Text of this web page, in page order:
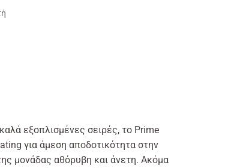
εξοπλισμένες σειρές, το Prime
για άμεση αποδοτικότητα στην
μονάδας αθόρυβη και άνετη. Ακόμα